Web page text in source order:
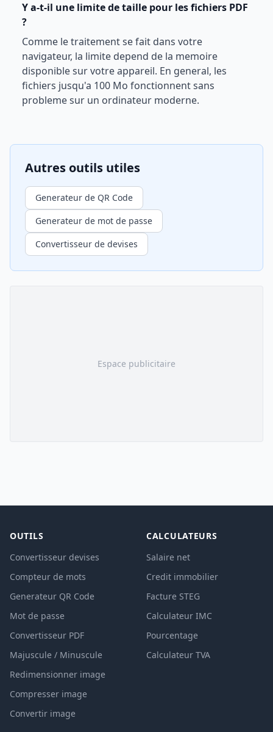
Y a-t-il une limite de taille pour les fichiers PDF
?
Comme le traitement se fait dans votre
navigateur, la limite depend de la memoire
disponible sur votre appareil. En general, les
fichiers jusqu'a 100 Mo fonctionnent sans
probleme sur un ordinateur moderne.
Autres outils utiles
Generateur de QR Code
Generateur de mot de passe
Convertisseur de devises
Espace publicitaire
OUTILS
Convertisseur devises
Compteur de mots
Generateur QR Code
Mot de passe
Convertisseur PDF
Majuscule / Minuscule
Redimensionner image
Compresser image
Convertir image
CALCULATEURS
Salaire net
Credit immobilier
Facture STEG
Calculateur IMC
Pourcentage
Calculateur TVA